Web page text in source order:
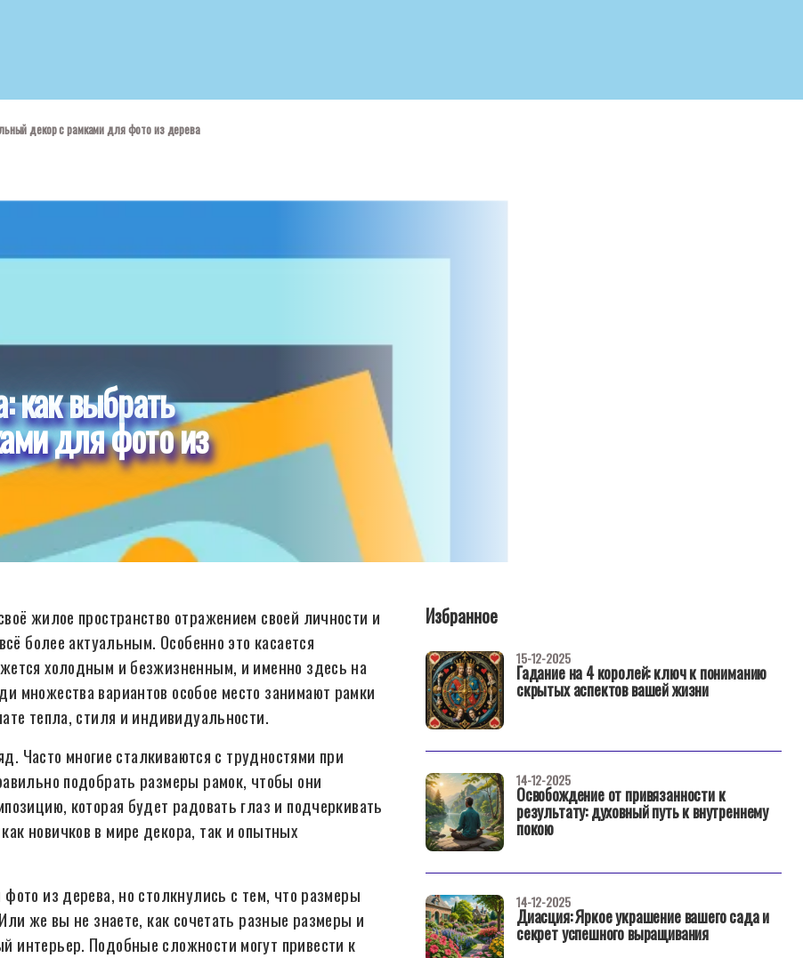
декор с рамками для фото из дерева
как выбрать
для фото из
жилое пространство отражением своей личности и
более актуальным. Особенно это касается
холодным и безжизненным, и именно здесь на
множества вариантов особое место занимают рамки
тепла, стиля и индивидуальности.
Часто многие сталкиваются с трудностями при
подобрать размеры рамок, чтобы они
которая будет радовать глаз и подчеркивать
новичков в мире декора, так и опытных
из дерева, но столкнулись с тем, что размеры
же вы не знаете, как сочетать разные размеры и
Подобные сложности могут привести к
Избранное
Гадание на 4 королей: ключ к пониманию
скрытых аспектов вашей жизни
15-12-2025
Освобождение от привязанности к
результату: духовный путь к внутреннему
покою
14-12-2025
Диасция: Яркое украшение вашего сада и
секрет успешного выращивания
14-12-2025